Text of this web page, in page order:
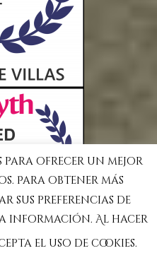
para ofrecer un mejor
Para obtener más
sus preferencias de
información. Al hacer
el uso de cookies.